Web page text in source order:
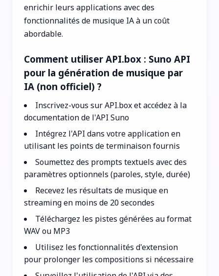
enrichir leurs applications avec des
fonctionnalités de musique IA à un coût
abordable.
Comment utiliser API.box : Suno API
pour la génération de musique par
IA (non officiel) ?
Inscrivez-vous sur API.box et accédez à la
documentation de l'API Suno
Intégrez l'API dans votre application en
utilisant les points de terminaison fournis
Soumettez des prompts textuels avec des
paramètres optionnels (paroles, style, durée)
Recevez les résultats de musique en
streaming en moins de 20 secondes
Téléchargez les pistes générées au format
WAV ou MP3
Utilisez les fonctionnalités d'extension
pour prolonger les compositions si nécessaire